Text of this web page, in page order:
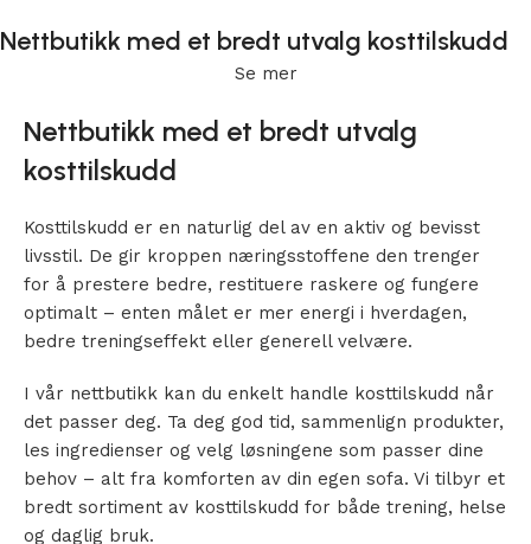
Nettbutikk med et bredt utvalg kosttilskudd
Se mer
Nettbutikk med et bredt utvalg
kosttilskudd
Kosttilskudd er en naturlig del av en aktiv og bevisst
livsstil. De gir kroppen næringsstoffene den trenger
for å prestere bedre, restituere raskere og fungere
optimalt – enten målet er mer energi i hverdagen,
bedre treningseffekt eller generell velvære.
I vår nettbutikk kan du enkelt handle kosttilskudd når
det passer deg. Ta deg god tid, sammenlign produkter,
les ingredienser og velg løsningene som passer dine
behov – alt fra komforten av din egen sofa. Vi tilbyr et
bredt sortiment av kosttilskudd for både trening, helse
og daglig bruk.